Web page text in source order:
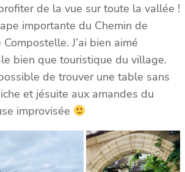
de la vue sur toute la vallée !
importante du Chemin de
J’ai bien aimé
bien que touristique du village.
de trouver une table sans
et jésuite aux amandes du
improvisée